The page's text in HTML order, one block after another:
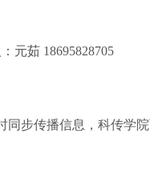
茹 18695828705
步传播信息，科传学院